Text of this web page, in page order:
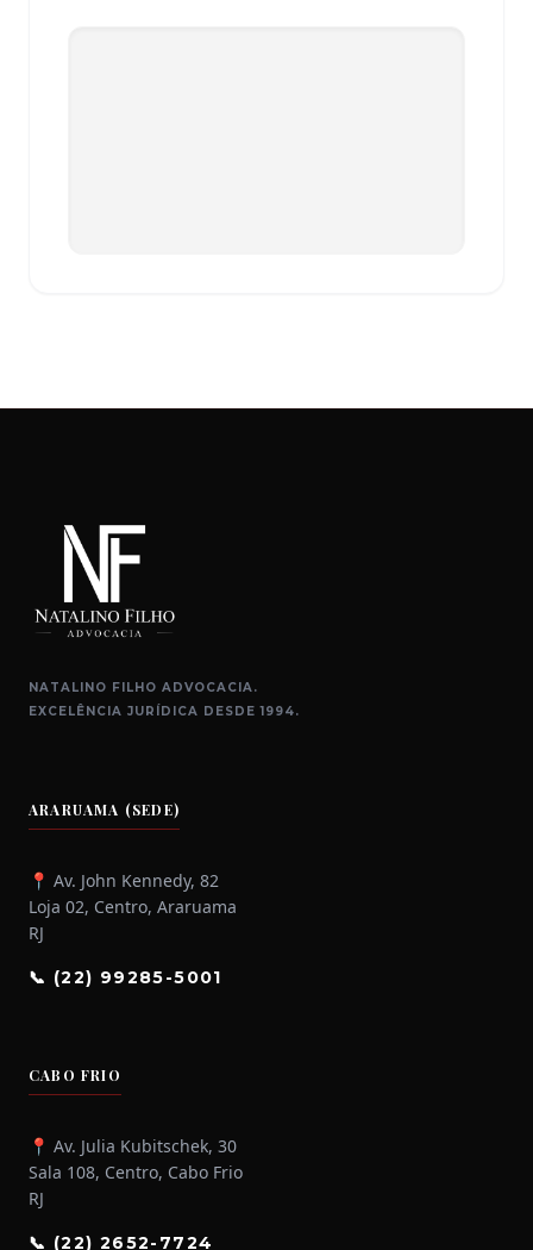
NATALINO FILHO ADVOCACIA.
EXCELÊNCIA JURÍDICA DESDE 1994.
ARARUAMA (SEDE)
📍 Av. John Kennedy, 82
Loja 02, Centro, Araruama
RJ
📞 (22) 99285-5001
CABO FRIO
📍 Av. Julia Kubitschek, 30
Sala 108, Centro, Cabo Frio
RJ
📞 (22) 2652-7724